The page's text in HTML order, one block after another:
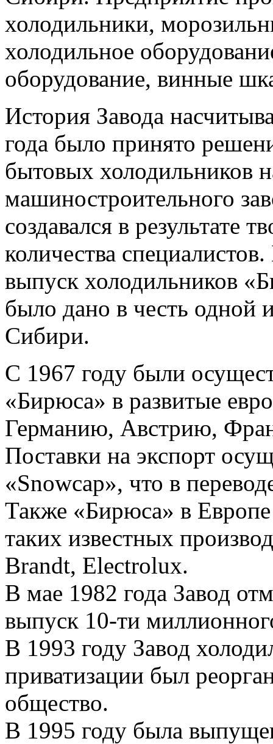
холодильники,
холодильное
оборудование, винные
История Завода
года было принято
бытовых холодильников
машиностроительного
создавался в результате
количества
выпуск холодильников
было дано в честь одной
Сибири.
С 1967 году были
«Бирюса» в развитые
Германию, Австрию,
Поставки на экспорт
«Snowcap», что в
Также «Бирюса» в
таких известных
Brandt, Electrolux.
В мае 1982 года Завод
выпуск 10-ти
В 1993 году Завод
приватизации был
общество.
В 1995 году была